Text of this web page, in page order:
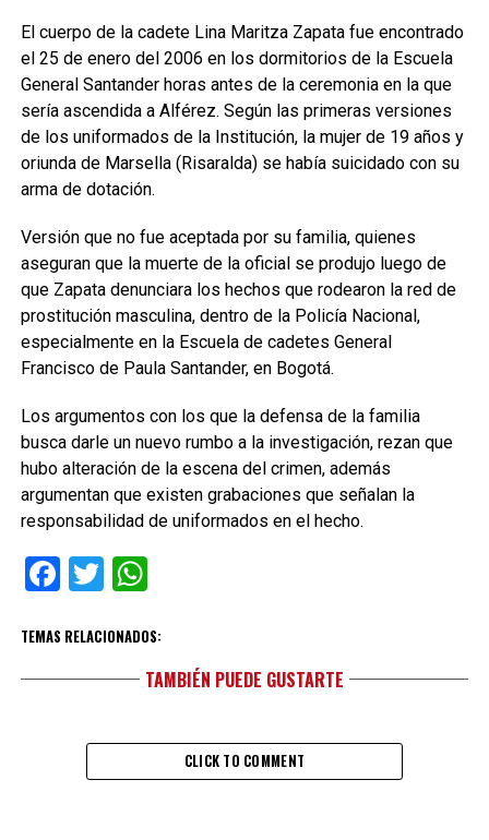
El cuerpo de la cadete Lina Maritza Zapata fue encontrado
el 25 de enero del 2006 en los dormitorios de la Escuela
General Santander horas antes de la ceremonia en la que
sería ascendida a Alférez. Según las primeras versiones
de los uniformados de la Institución, la mujer de 19 años y
oriunda de Marsella (Risaralda) se había suicidado con su
arma de dotación.
Versión que no fue aceptada por su familia, quienes
aseguran que la muerte de la oficial se produjo luego de
que Zapata denunciara los hechos que rodearon la red de
prostitución masculina, dentro de la Policía Nacional,
especialmente en la Escuela de cadetes General
Francisco de Paula Santander, en Bogotá.
Los argumentos con los que la defensa de la familia
busca darle un nuevo rumbo a la investigación, rezan que
hubo alteración de la escena del crimen, además
argumentan que existen grabaciones que señalan la
responsabilidad de uniformados en el hecho.
Facebook
TwitterWhatsApp
TEMAS RELACIONADOS:
TAMBIÉN PUEDE GUSTARTE
CLICK TO COMMENT